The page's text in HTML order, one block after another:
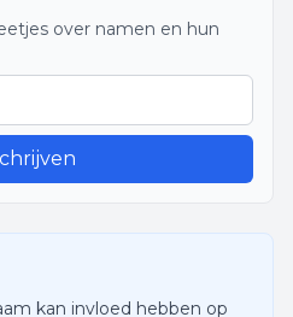
over namen en hun
kan invloed hebben op